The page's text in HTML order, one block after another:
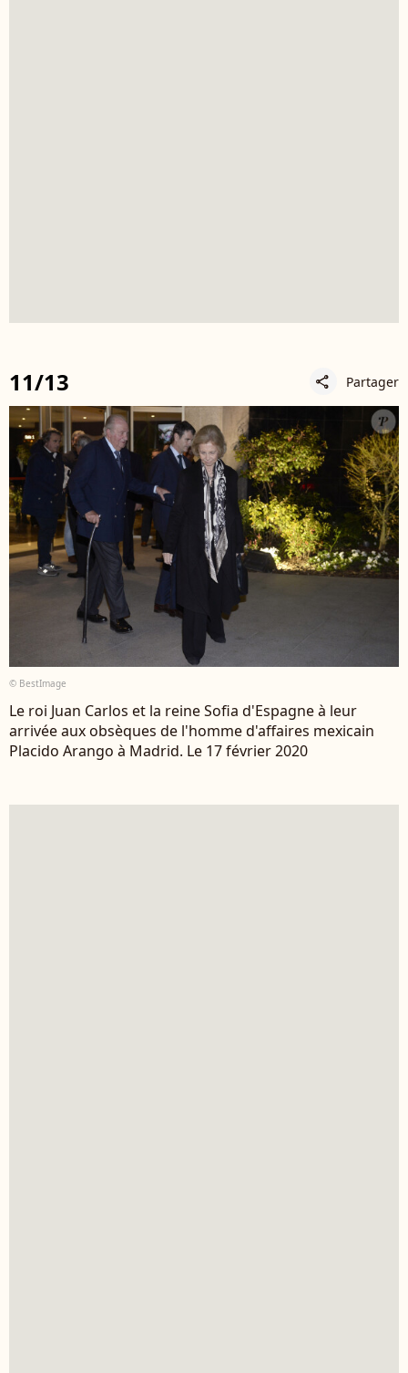
11/13 share Partager
© BestImage
Le roi Juan Carlos et la reine Sofia d'Espagne à leur
arrivée aux obsèques de l'homme d'affaires mexicain
Placido Arango à Madrid. Le 17 février 2020